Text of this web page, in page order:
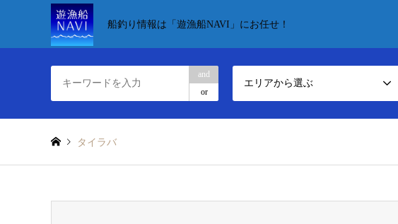
船釣り情報は「遊漁船NAVI」にお任せ！
and
or
エリアから選ぶ
タイラバ